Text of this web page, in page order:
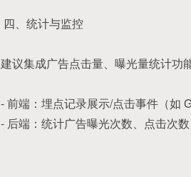
四、统计与监控
建议集成广告点击量、曝光量统计功
- 前端：埋点记录展示/点击事件（如
- 后端：统计广告曝光次数、点击次数